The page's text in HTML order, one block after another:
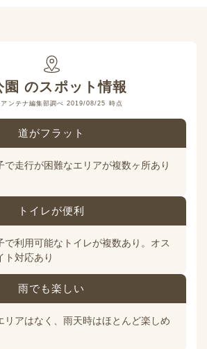
園のスポット情報
ンテナ編集部調べ 2019/08/25 時点
道がフラット
で走行が困難なエリアが複数ヶ所あり
トイレが便利
で利用可能なトイレが複数あり。オス
ト対応あり
雨でも楽しい
リアはなく、雨天時はほとんど楽しめ